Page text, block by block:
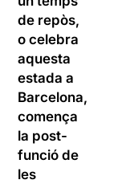
de repòs,
o celebra
aquesta
estada a
Barcelona,
comença
la post-
funció de
les